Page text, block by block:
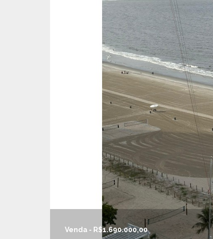
Venda - R$1.690.000,00